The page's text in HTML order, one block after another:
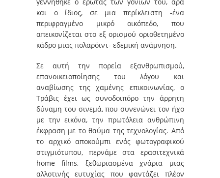
και ο ίδιος, σε μια περίκλειστη -ένα
περιφραγμένο μικρό οικόπεδο, που
απεικονίζεται στο εξ ορισμού οριοθετημένο
κάδρο μιας πολαρόιντ- εδεμική ανάμνηση.
Σε αυτή την πορεία εξανθρωπισμού,
επανοικειοποίησης του λόγου και
αναβίωσης της χαμένης επικοινωνίας, ο
Τράβις έχει ως συνοδοιπόρο την άρρητη
δύναμη του σινεμά, που συνενώνει τον ήχο
με την εικόνα, την πρωτόλεια ανθρώπινη
έκφραση με το θαύμα της τεχνολογίας. Από
το αρχικό αποκούμπι ενός φωτογραφικού
στιγμιότυπου, περνάμε στα ερασιτεχνικά
home films, ξεθωριασμένα χνάρια μιας
αλλοτινής ευτυχίας που φαντάζει πλέον